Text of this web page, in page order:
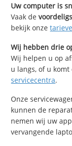
Uw computer is
Vaak de
bekijk onze
Wij hebben drie
Wij helpen u op
u langs, of u
servicecentra.
Onze
kunnen de
nemen wij uw
vervangende